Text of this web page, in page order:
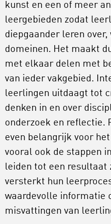
kunst en een of meer
leergebieden zodat
diepgaander leren over,
domeinen. Het maakt
met elkaar delen met
van ieder vakgebied.
leerlingen uitdaagt tot
denken in en over
onderzoek en reflectie.
even belangrijk voor
vooral ook de stappen
leiden tot een resultaat
versterkt hun
waardevolle informatie
misvattingen van